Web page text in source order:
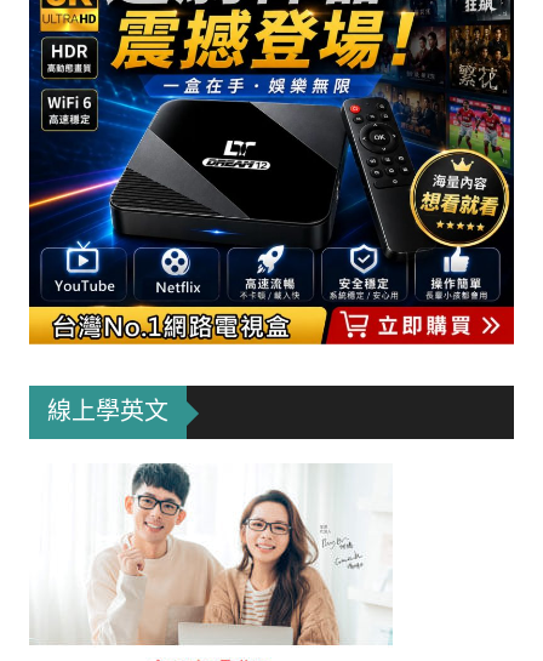
線上學英文